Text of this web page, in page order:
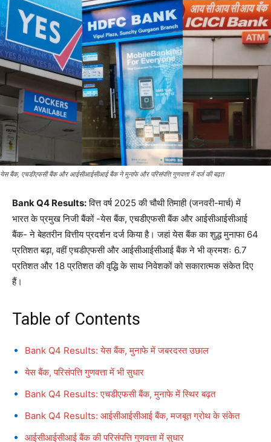
येस बैंक, एचडीएफसी बैंक और आईसीआईसीआई बैंक ने मुनाफे और परिसंपत्ति गुणवत्ता में दर्ज की बढ़त
Bank Q4 Results:वित्त वर्ष 2025 की चौथी तिमाही (जनवरी-मार्च) में
भारत के प्रमुख निजी बैंकों -येस बैंक, एचडीएफसी बैंक और आईसीआईसीआई
बैंक- ने बेहतरीन वित्तीय प्रदर्शन दर्ज किया है। जहां येस बैंक का शुद्ध मुनाफा 64
प्रतिशत बढ़ा, वहीं एचडीएफसी और आईसीआईसीआई बैंक ने भी क्रमशः 6.7
प्रतिशत और 18 प्रतिशत की वृद्धि के साथ निवेशकों को सकारात्मक संकेत दिए
हैं।
Table of Contents
Bank Q4 Results: येस बैंक, मुनाफे में जबरदस्त उछाल
येस बैंक, परिसंपत्ति गुणवत्ता में भी सुधार
Bank Q4 Results: एचडीएफसी बैंक, मुनाफे में स्थिर बढ़त
Bank Q4 Results: आईसीआईसीआई बैंक, मजबूत ग्रोथ के संकेत
आईसीआईसीआई बैंक की परिसंपत्ति गुणवत्ता में सुधार